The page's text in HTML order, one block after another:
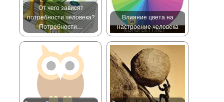
От чего зависят
потребности человека?
Потребности…
Влияние цвета на
настроение человека